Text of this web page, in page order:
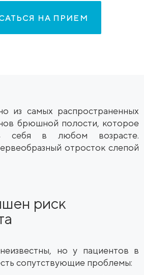
НА ПРИЕМ
из самых распространенных
брюшной полости, которое
себя в любом возрасте.
отросток слепой
риск
но у пациентов в
сопутствующие проблемы: